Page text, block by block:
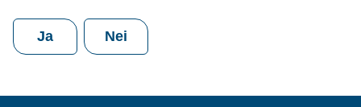
Ja Nei